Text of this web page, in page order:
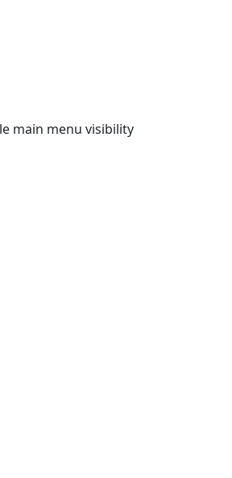
main menu visibility